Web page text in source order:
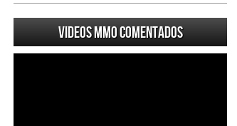
Videos MMO Comentados